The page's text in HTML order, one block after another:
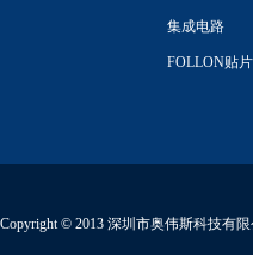
集成电路
FOLLON贴
Copyright © 2013 深圳市奥伟斯科技有